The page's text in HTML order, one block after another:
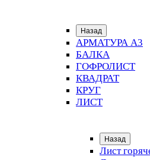
Назад
АРМАТУРА А3
БАЛКА
ГОФРОЛИСТ
КВАДРАТ
КРУГ
ЛИСТ
Назад
Лист